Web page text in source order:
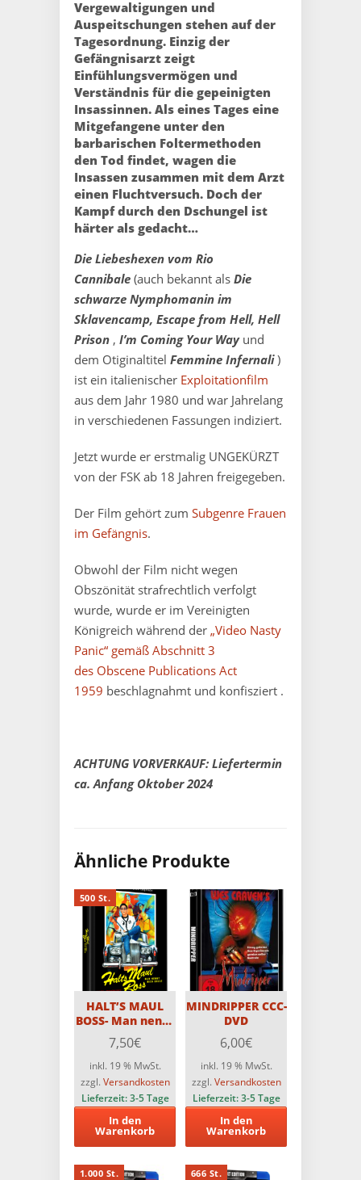
Vergewaltigungen und
Auspeitschungen stehen auf der
Tagesordnung. Einzig der
Gefängnisarzt zeigt
Einfühlungsvermögen und
Verständnis für die gepeinigten
Insassinnen. Als eines Tages eine
Mitgefangene unter den
barbarischen Foltermethoden
den Tod findet, wagen die
Insassen zusammen mit dem Arzt
einen Fluchtversuch. Doch der
Kampf durch den Dschungel ist
härter als gedacht…
Die Liebeshexen vom Rio
Cannibale (auch bekannt als Die
schwarze Nymphomanin im
Sklavencamp, Escape from Hell, Hell
Prison , I’m Coming Your Wayund
dem Otiginaltitel Femmine Infernali)
ist ein italienischer Exploitationfilm
aus dem Jahr 1980 und war Jahrelang
in verschiedenen Fassungen indiziert.
Jetzt wurde er erstmalig UNGEKÜRZT
von der FSK ab 18 Jahren freigegeben.
Der Film gehört zum Subgenre Frauen
im Gefängnis.
Obwohl der Film nicht wegen
Obszönität strafrechtlich verfolgt
wurde, wurde er im Vereinigten
Königreich während der „Video Nasty
Panic“ gemäß Abschnitt 3
des Obscene Publications Act
1959 beschlagnahmt und konfisziert .
ACHTUNG VORVERKAUF: Liefertermin
ca. Anfang Oktober 2024
Ähnliche Produkte
500 St.
HALT’S MAUL
BOSS- Man nennt
mich Bruce / 2-
Disc MediaBook
Edition mit Blu-
ray und DVD –
Limitiert auf 500
Stück
7,50€
inkl. 19 % MwSt.
zzgl. Versandkosten
Lieferzeit:3-5 Tage
In den
Warenkorb
MINDRIPPER CCC-
DVD
6,00€
inkl. 19 % MwSt.
zzgl. Versandkosten
Lieferzeit:3-5 Tage
In den
Warenkorb
1.000 St. 666 St.